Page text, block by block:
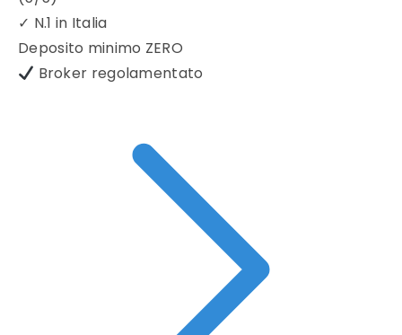
✓ N.1 in Italia
Deposito minimo ZERO
Broker regolamentato